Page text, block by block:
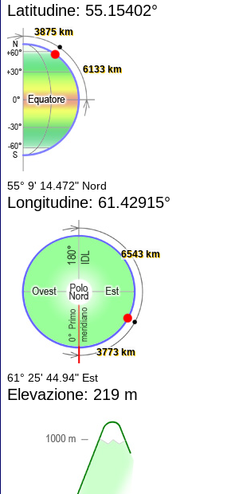
Latitudine: 55.15402°
3875 km
6133 km
55° 9' 14.472" Nord
Longitudine: 61.42915°
3773 km
6543 km
61° 25' 44.94" Est
Elevazione: 219 m